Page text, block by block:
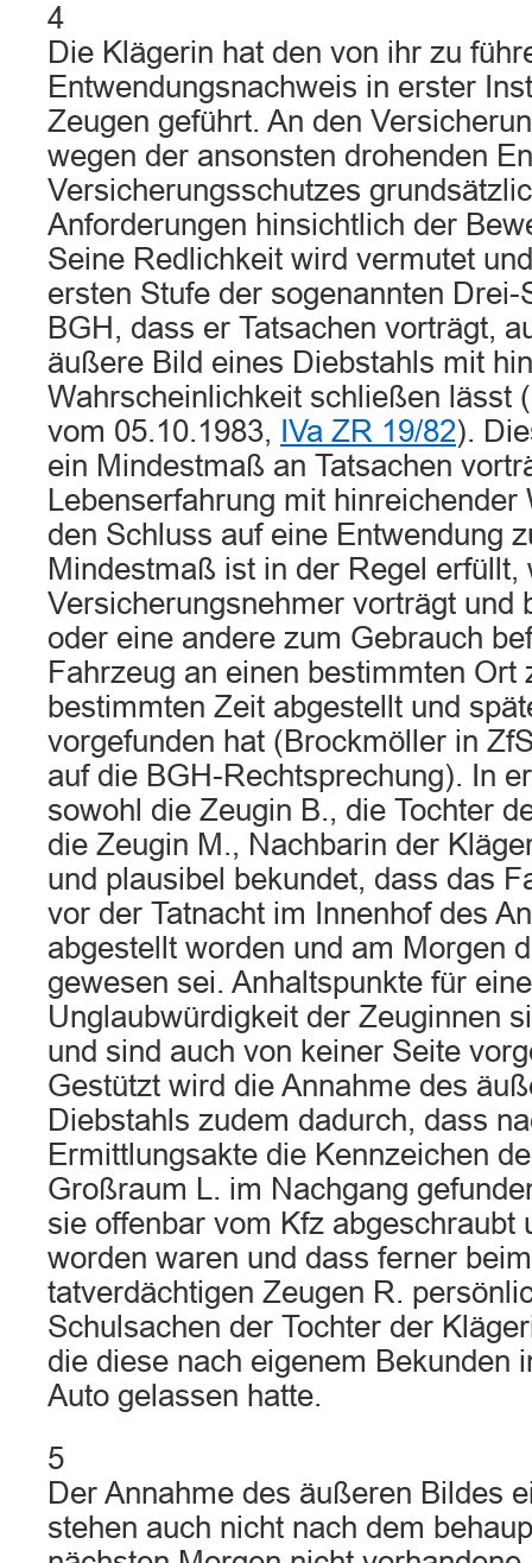
4
Die Klägerin hat den von ihr zu
Entwendungsnachweis in erster
Zeugen geführt. An den
wegen der ansonsten drohenden
Versicherungsschutzes
Anforderungen hinsichtlich der
Seine Redlichkeit wird vermutet
ersten Stufe der sogenannten
BGH, dass er Tatsachen vorträgt,
äußere Bild eines Diebstahls mit
Wahrscheinlichkeit schließen lässt
vom 05.10.1983, IVa ZR 19/82).
ein Mindestmaß an Tatsachen
Lebenserfahrung mit
den Schluss auf eine Entwendung
Mindestmaß ist in der Regel erfüllt,
Versicherungsnehmer vorträgt und
oder eine andere zum Gebrauch
Fahrzeug an einen bestimmten Ort
bestimmten Zeit abgestellt und
vorgefunden hat (Brockmöller in
auf die BGH-Rechtsprechung). In
sowohl die Zeugin B., die Tochter
die Zeugin M., Nachbarin der
und plausibel bekundet, dass das
vor der Tatnacht im Innenhof des
abgestellt worden und am Morgen
gewesen sei. Anhaltspunkte für
Unglaubwürdigkeit der Zeuginnen
und sind auch von keiner Seite
Gestützt wird die Annahme des
Diebstahls zudem dadurch, dass
Ermittlungsakte die Kennzeichen
Großraum L. im Nachgang
sie offenbar vom Kfz abgeschraubt
worden waren und dass ferner
tatverdächtigen Zeugen R.
Schulsachen der Tochter der
die diese nach eigenem Bekunden
Auto gelassen hatte.
5
Der Annahme des äußeren Bildes
stehen auch nicht nach dem